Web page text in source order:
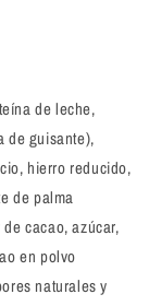
de leche,
de guisante),
hierro reducido,
de palma
cacao, azúcar,
en polvo
naturales y